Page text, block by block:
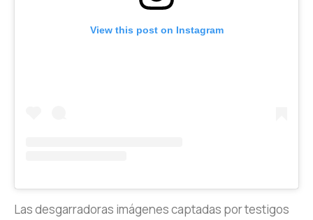
View this post on Instagram
Las desgarradoras imágenes captadas por testigos